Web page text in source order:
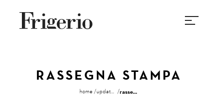
RASSEGNA STAMPA
home updates rassegna stampa